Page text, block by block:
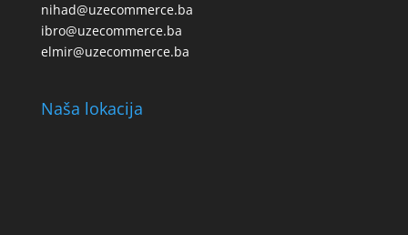
nihad@uzecommerce.ba
ibro@uzecommerce.ba
elmir@uzecommerce.ba
Naša lokacija